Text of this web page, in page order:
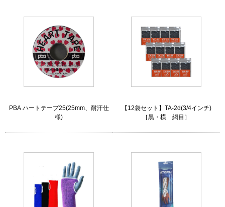
PBA ハートテープ25(25mm、耐汗仕
様)
【12袋セット】TA-2d(3/4インチ)
［黒・横 網目］